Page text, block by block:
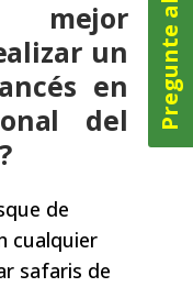
mejor
un
en
del
de
cualquier
safaris de
Pregunte ahora